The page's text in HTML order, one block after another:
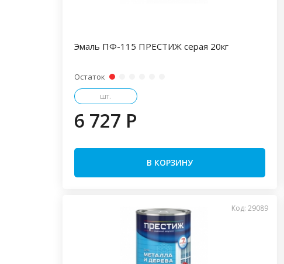
Эмаль ПФ-115 ПРЕСТИЖ серая 20кг
Остаток
шт.
6 727 P
В КОРЗИНУ
Код: 29089